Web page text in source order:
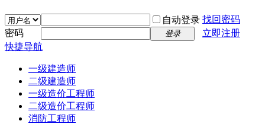
自动登录 找回密码
密码
登录
立即注册
快捷导航
一级建造师
二级建造师
一级造价工程师
二级造价工程师
消防工程师